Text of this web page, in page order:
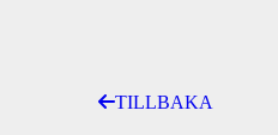
TILLBAKA